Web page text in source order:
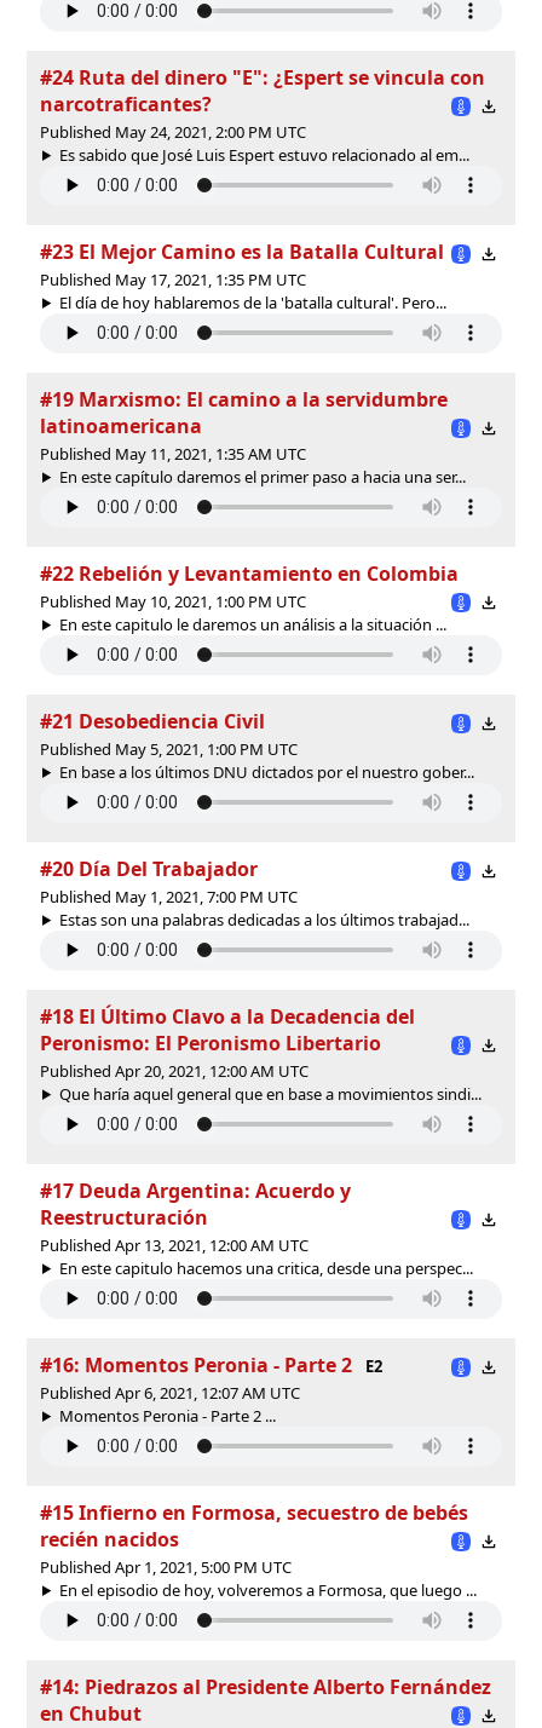
#24 Ruta del dinero "E": ¿Espert se vincula con
narcotraficantes?
Published May 24, 2021, 2:00 PM UTC
Es sabido que José Luis Espert estuvo relacionado al em...
#23 El Mejor Camino es la Batalla Cultural
Published May 17, 2021, 1:35 PM UTC
El día de hoy hablaremos de la 'batalla cultural'. Pero...
#19 Marxismo: El camino a la servidumbre
latinoamericana
Published May 11, 2021, 1:35 AM UTC
En este capítulo daremos el primer paso a hacia una ser...
#22 Rebelión y Levantamiento en Colombia
Published May 10, 2021, 1:00 PM UTC
En este capitulo le daremos un análisis a la situación ...
#21 Desobediencia Civil
Published May 5, 2021, 1:00 PM UTC
En base a los últimos DNU dictados por el nuestro gober...
#20 Día Del Trabajador
Published May 1, 2021, 7:00 PM UTC
Estas son una palabras dedicadas a los últimos trabajad...
#18 El Último Clavo a la Decadencia del
Peronismo: El Peronismo Libertario
Published Apr 20, 2021, 12:00 AM UTC
Que haría aquel general que en base a movimientos sindi...
#17 Deuda Argentina: Acuerdo y
Reestructuración
Published Apr 13, 2021, 12:00 AM UTC
En este capitulo hacemos una critica, desde una perspec...
#16: Momentos Peronia - Parte 2
E2
Published Apr 6, 2021, 12:07 AM UTC
Momentos Peronia - Parte 2 ...
#15 Infierno en Formosa, secuestro de bebés
recién nacidos
Published Apr 1, 2021, 5:00 PM UTC
En el episodio de hoy, volveremos a Formosa, que luego ...
#14: Piedrazos al Presidente Alberto Fernández
en Chubut